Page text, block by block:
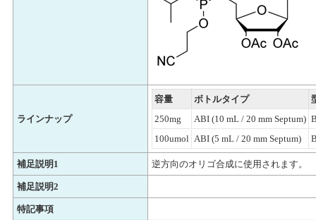
ラインナップ
容量 ボトルタイプ
250mg
ABI (10 mL / 20 mm Septum)
100umol ABI (5 mL / 20 mm Septum)
補足説明1 逆方向のオリゴ合成に使用されます。
補足説明2
特記事項